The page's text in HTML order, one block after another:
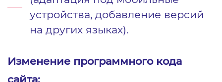
устройства, добавление версий
на других языках).
Изменение программного кода
сайта: